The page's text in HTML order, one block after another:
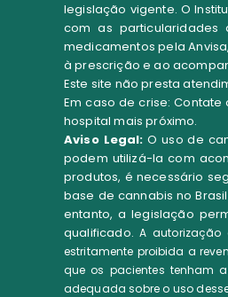
legislação vigente. O
com as
medicamentos pela Anvisa
à prescrição e ao
Este site não presta
Em caso de crise:
hospital mais próximo.
Aviso Legal: O uso de
podem utilizá-la com
produtos, é necessário
base de cannabis no
entanto, a legislação
qualificado.A autorização
estritamente proibida a
que os pacientes tenham
adequada sobre o uso